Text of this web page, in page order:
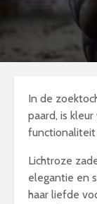
In de
paard, is
Lichtroze
elegantie en
haar liefde